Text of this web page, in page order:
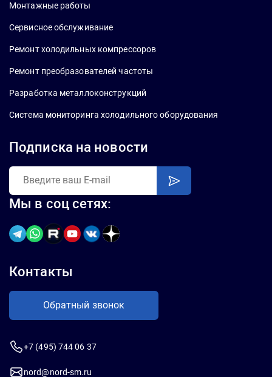
Монтажные работы
Сервисное обслуживание
Ремонт холодильных компрессоров
Ремонт преобразователей частоты
Разработка металлоконструкций
Система мониторинга холодильного оборудования
Подписка на новости
Мы в соц сетях:
Контакты
Обратный звонок
+7 (495) 744 06 37
nord@nord-sm.ru